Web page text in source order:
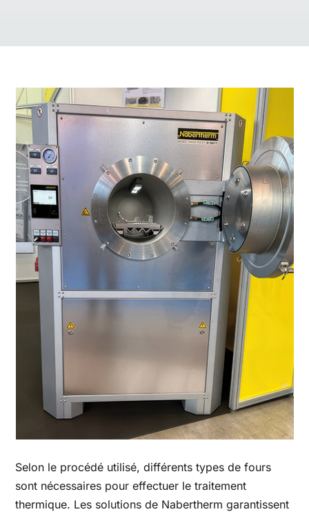
Selon le procédé utilisé, différents types de fours
sont nécessaires pour effectuer le traitement
thermique. Les solutions de Nabertherm garantissent